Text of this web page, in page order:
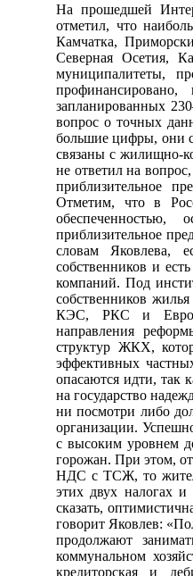
На прошедшей
отметил, что
Камчатка,
Северная Осетия,
муниципалитеты,
запланированных
вопрос о точных
большие цифры, они
связаны с жилищно-
не ответил на
приблизительное
Отметим, что в
приблизительное
словам Яковлева,
собственников и
компаний. Под
собственников
КЭС, РКС и
направления
структур ЖКХ,
эффективных
опасаются идти, так
на государство
ни посмотри либо
организации.
с высоким уровнем
горожан. При этом,
НДС с ТСЖ, то
этих двух налогах
сказать,
говорит Яковлев:
продолжают
коммунальном
кредиторская и